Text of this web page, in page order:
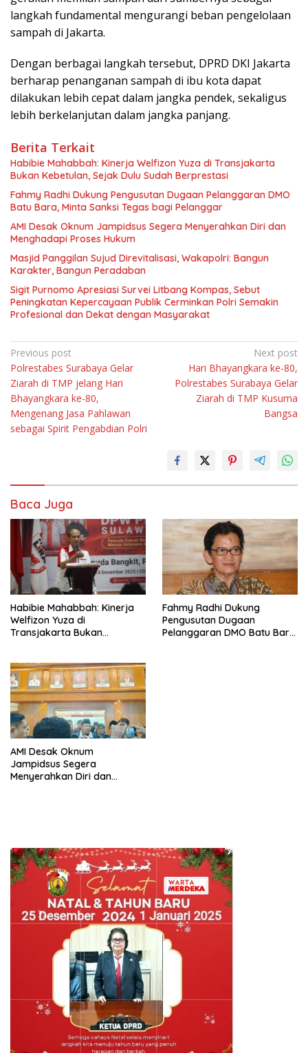
langkah fundamental mengurangi beban pengelolaan
sampah di Jakarta.
Dengan berbagai langkah tersebut, DPRD DKI Jakarta
berharap penanganan sampah di ibu kota dapat
dilakukan lebih cepat dalam jangka pendek, sekaligus
lebih berkelanjutan dalam jangka panjang.
Berita Terkait
Habibie Mahabbah: Kinerja Welfizon Yuza di Transjakarta
Bukan Kebetulan, Sejak Dulu Sudah Berprestasi
Fahmy Radhi Dukung Pengusutan Dugaan Pelanggaran DMO
Batu Bara, Minta Sanksi Tegas bagi Pelanggar
AMI Desak Oknum Jampidsus Segera Menyerahkan Diri dan
Menghadapi Proses Hukum
Masjid Panggilan Sujud Direvitalisasi, Wakapolri: Bangun
Karakter, Bangun Peradaban
Sigit Purnomo Apresiasi Survei Litbang Kompas, Sebut
Peningkatan Kepercayaan Publik Cerminkan Polri Semakin
Profesional dan Dekat dengan Masyarakat
Navigasi
pos
Previous post
Polrestabes Surabaya Gelar
Ziarah di TMP jelang Hari
Bhayangkara ke-80,
Mengenang Jasa Pahlawan
sebagai Spirit Pengabdian Polri
Next post
Hari Bhayangkara ke-80,
Polrestabes Surabaya Gelar
Ziarah di TMP Kusuma
Bangsa
Baca Juga
Habibie Mahabbah: Kinerja
Welfizon Yuza di
Transjakarta Bukan
Fahmy Radhi Dukung
Pengusutan Dugaan
Pelanggaran DMO Batu Bara,
AMI Desak Oknum
Jampidsus Segera
Menyerahkan Diri dan